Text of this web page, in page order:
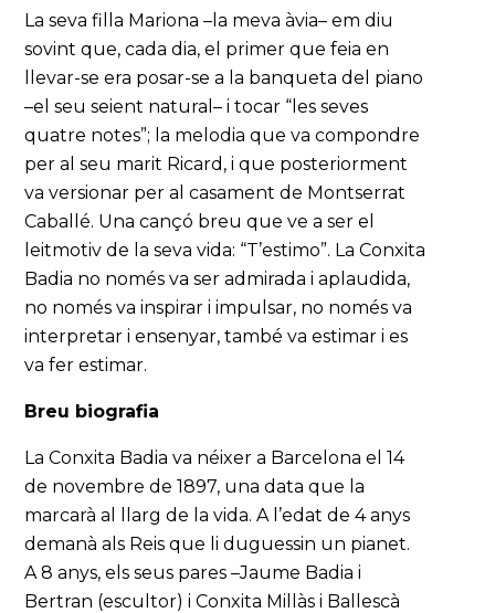
La seva filla Mariona –la meva àvia– em diu
sovint que, cada dia, el primer que feia en
llevar-se era posar-se a la banqueta del piano
–el seu seient natural– i tocar “les seves
quatre notes”; la melodia que va compondre
per al seu marit Ricard, i que posteriorment
va versionar per al casament de Montserrat
Caballé. Una cançó breu que ve a ser el
leitmotiv de la seva vida: “T’estimo”. La Conxita
Badia no només va ser admirada i aplaudida,
no només va inspirar i impulsar, no només va
interpretar i ensenyar, també va estimar i es
va fer estimar.
Breu biografia
La Conxita Badia va néixer a Barcelona el 14
de novembre de 1897, una data que la
marcarà al llarg de la vida. A l’edat de 4 anys
demanà als Reis que li duguessin un pianet.
A 8 anys, els seus pares –Jaume Badia i
Bertran (escultor) i Conxita Millàs i Ballescà